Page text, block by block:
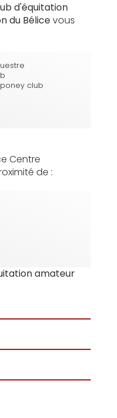
d'équitation
du Bélicevous
club
Centre
de :
amateur